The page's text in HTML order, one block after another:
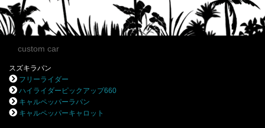
custom car
スズキラパン
フリーライダー
ハイライダーピックアップ660
キャルペッパーラパン
キャルペッパーキャロット